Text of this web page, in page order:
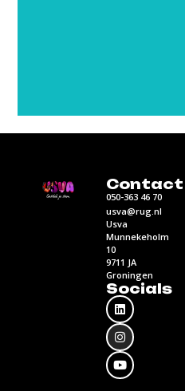
Contact
050-363 46 70
usva@rug.nl
Usva
Munnekeholm
10
9711 JA
Groningen
Socials